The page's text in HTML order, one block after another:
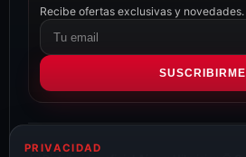
Recibe ofertas exclusivas y novedades.
Correo
electrónico
SUSCRIBIRME
PRIVACIDAD